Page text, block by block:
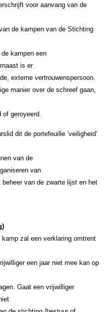
voor aanvang van de
de kampen van de Stichting
kampen een
is er
externe vertrouwenspersoon.
manier over de schreef gaan,
geroyeerd.
dit de portefeuille ‘veiligheid’
van de
van
van de zwarte lijst en het
zal een verklaring omtrent
een jaar niet mee kan op
Gaat een vrijwilliger